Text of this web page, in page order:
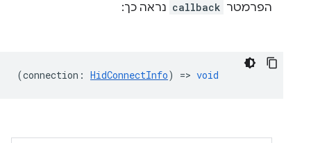
הפרמטר callback נראה כך:
(connection : HidConnectInfo) => void